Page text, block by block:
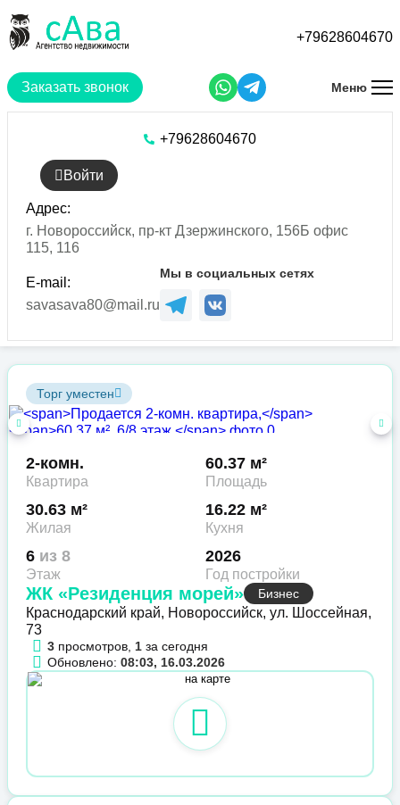
основному
Заказать звонок
+79628604670
Меню
+79628604670
Войти
Адрес:
г. Новороссийск, пр-кт Дзержинского, 156Б офис
115, 116
E-mail:
savasava80@mail.ru
Мы в социальных сетях
Торг уместен
2-комн.
Квартира
60.37 м²
Площадь
30.63 м²
Жилая
16.22 м²
Кухня
6 из 8
Этаж
2026
Год постройки
ЖК «Резиденция морей» Бизнес
Краснодарский край, Новороссийск, ул. Шоссейная,
73
3 просмотров, 1 за сегодня
Обновлено: 08:03, 16.03.2026